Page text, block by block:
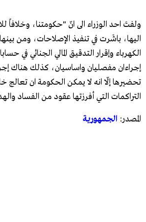
ولفتَ احد الوزراء الى انّ "حكومتنا، وخلافاً
اليها، باشَرت في تنفيذ الإصلاحات، ومن
الكهرباء وإقرار التدقيق المالي الجنائي في
إجراءان مفصليان واساسيان، كذلك هناك
التراكمات التي أفرزتها عقود من الفساد
المصدر: الجمهورية